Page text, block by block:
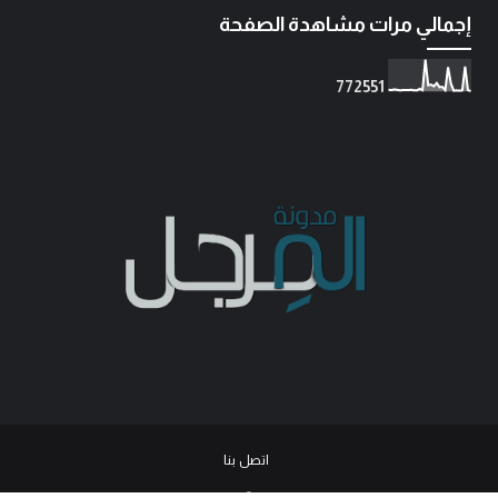
إجمالي مرات مشاهدة الصفحة
772551
اتصل بنا